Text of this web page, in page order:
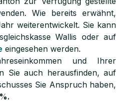
Wie bereits erwähnt,
weiterentwickelt. Sie kann
Wallis oder auf
eingesehen werden.
und Ihrer
Sie auch herausfinden, auf
Sie Anspruch haben,